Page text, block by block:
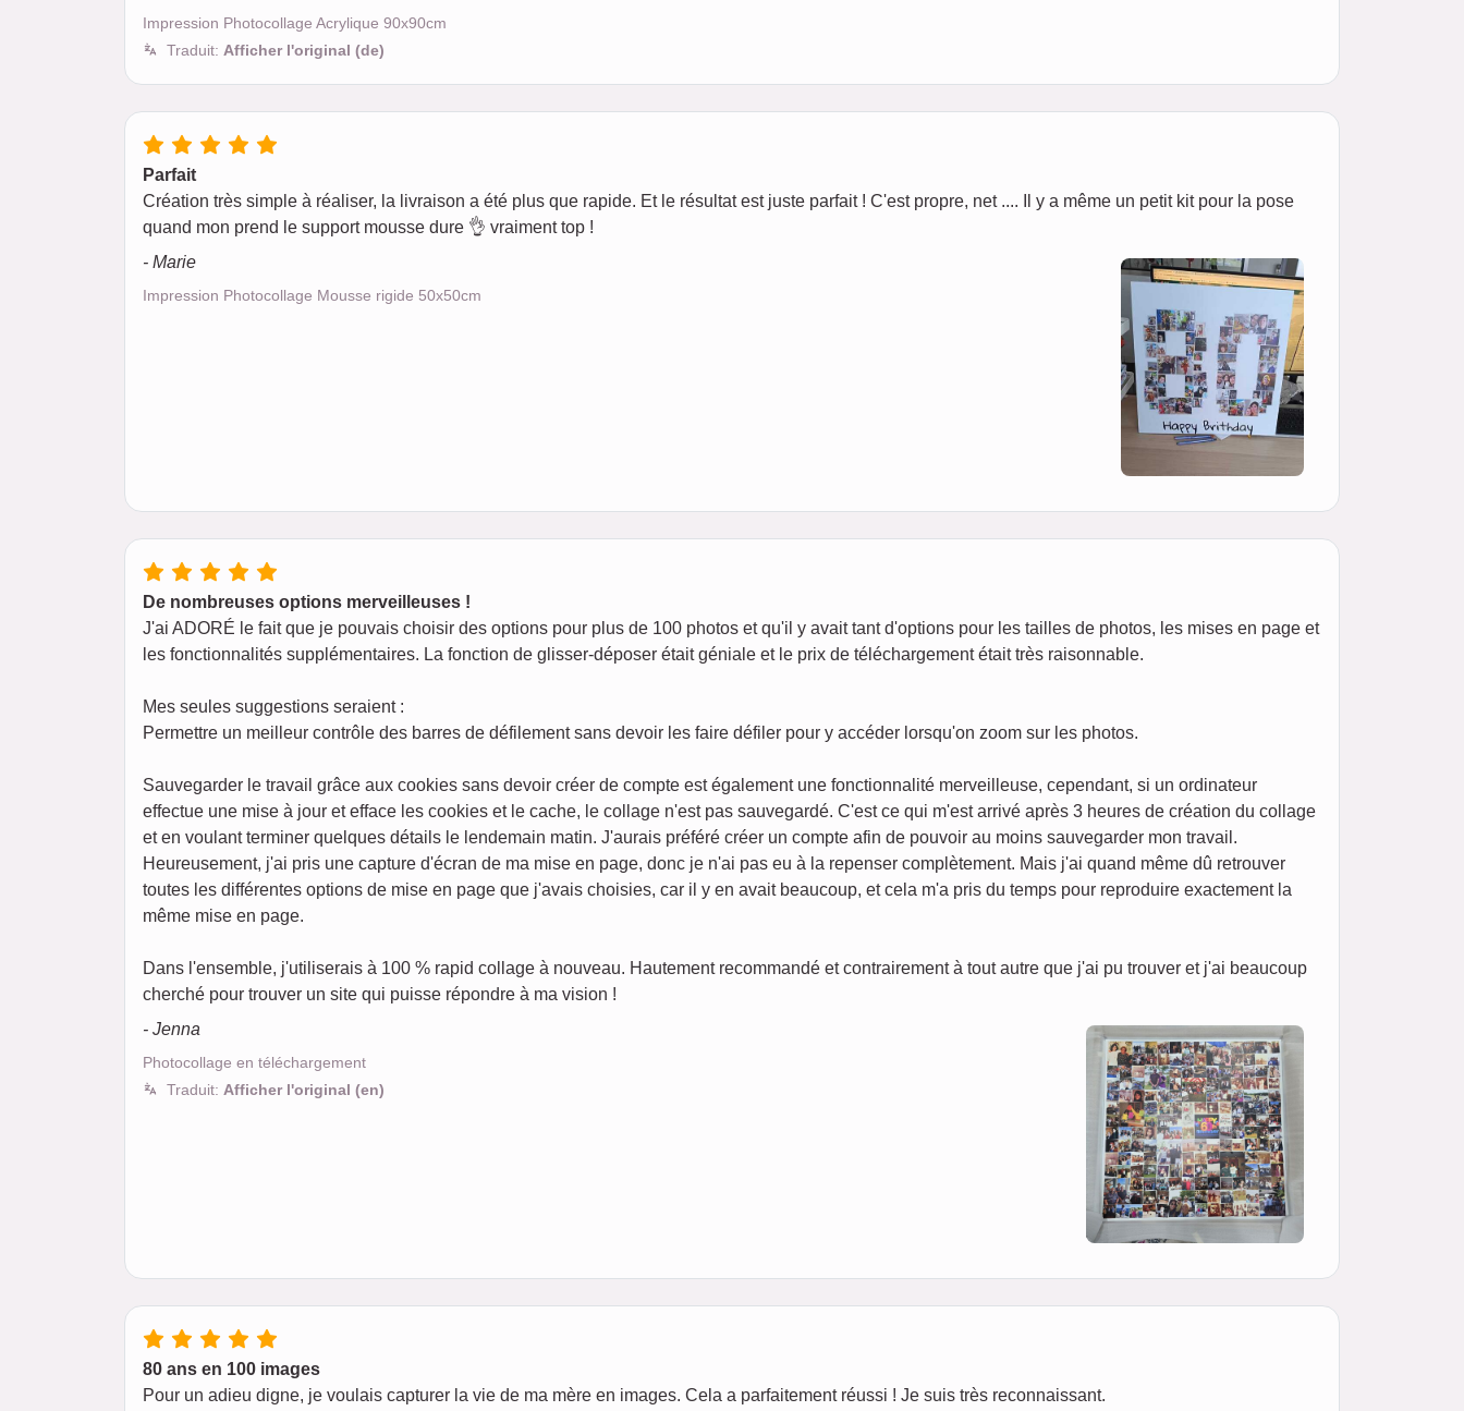
Impression Photocollage Acrylique 90x90cm
Traduit: Afficher l'original (de)
Parfait
Création très simple à réaliser, la livraison a été plus que rapide. Et le résultat est juste parfait ! C'est propre, net .... Il y a même un petit kit pour la pose
quand mon prend le support mousse dure 👌 vraiment top !
- Marie
Impression Photocollage Mousse rigide 50x50cm
De nombreuses options merveilleuses !
J'ai ADORÉ le fait que je pouvais choisir des options pour plus de 100 photos et qu'il y avait tant d'options pour les tailles de photos, les mises en page et
les fonctionnalités supplémentaires. La fonction de glisser-déposer était géniale et le prix de téléchargement était très raisonnable.
Mes seules suggestions seraient :
Permettre un meilleur contrôle des barres de défilement sans devoir les faire défiler pour y accéder lorsqu'on zoom sur les photos.
Sauvegarder le travail grâce aux cookies sans devoir créer de compte est également une fonctionnalité merveilleuse, cependant, si un ordinateur
effectue une mise à jour et efface les cookies et le cache, le collage n'est pas sauvegardé. C'est ce qui m'est arrivé après 3 heures de création du collage
et en voulant terminer quelques détails le lendemain matin. J'aurais préféré créer un compte afin de pouvoir au moins sauvegarder mon travail.
Heureusement, j'ai pris une capture d'écran de ma mise en page, donc je n'ai pas eu à la repenser complètement. Mais j'ai quand même dû retrouver
toutes les différentes options de mise en page que j'avais choisies, car il y en avait beaucoup, et cela m'a pris du temps pour reproduire exactement la
même mise en page.
Dans l'ensemble, j'utiliserais à 100 % rapid collage à nouveau. Hautement recommandé et contrairement à tout autre que j'ai pu trouver et j'ai beaucoup
cherché pour trouver un site qui puisse répondre à ma vision !
- Jenna
Photocollage en téléchargement
Traduit: Afficher l'original (en)
80 ans en 100 images
Pour un adieu digne, je voulais capturer la vie de ma mère en images. Cela a parfaitement réussi ! Je suis très reconnaissant.